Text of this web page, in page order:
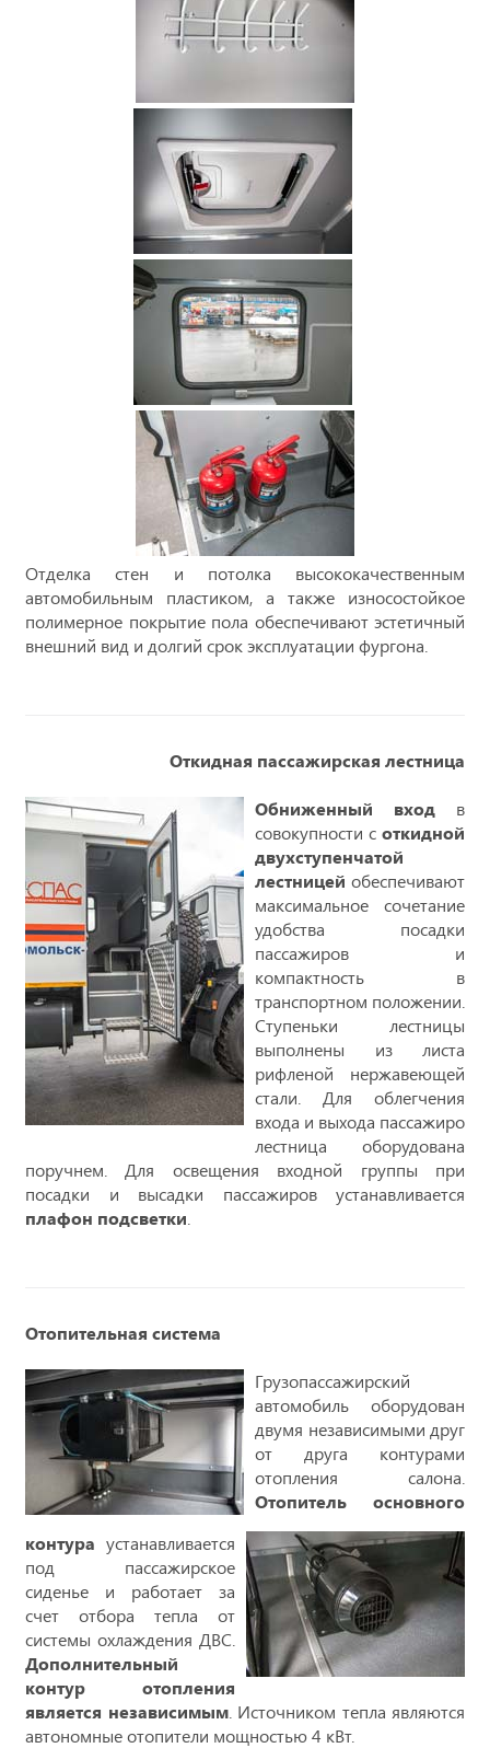
Отделка стен и потолка высококачественным
автомобильным пластиком, а также износостойкое
полимерное покрытие пола обеспечивают эстетичный
внешний вид и долгий срок эксплуатации фургона.
Откидная пассажирская лестница
Обниженный вход в
совокупности с откидной
двухступенчатой
лестницей обеспечивают
максимальное сочетание
удобства посадки
пассажиров и
компактность в
транспортном положении.
Ступеньки лестницы
выполнены из листа
рифленой нержавеющей
стали. Для облегчения
входа и выхода пассажиро
лестница оборудована
поручнем. Для освещения входной группы при
посадки и высадки пассажиров устанавливается
плафон подсветки
Отопительная система
Грузопассажирский
автомобиль оборудован
двумя независимыми друг
от друга контурами
отопления салона.
Отопитель основного
контура устанавливается
под пассажирское
сиденье и работает за
счет отбора тепла от
системы охлаждения ДВС.
Дополнительный
контур отопления
является независимым. Источником тепла являются
автономные отопители мощностью 4 кВт.